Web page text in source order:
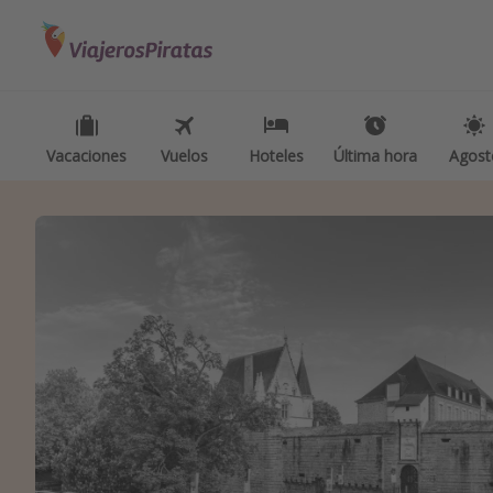
Vacaciones Vuelos Hoteles Última hora
Vuelos
Hoteles
Cruceros
Todos los destinos
Tenerife
Marruecos
Maldivas
Albania
Camping
Glamping
Viajar
Viajes para